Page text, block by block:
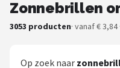
Merken
Blog
Zonnebrillen
3053 producten· vanaf €
Op zoek naar